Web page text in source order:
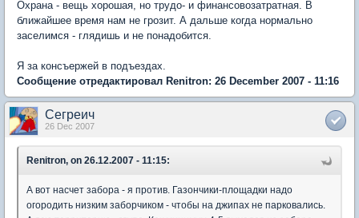
Охрана - вещь хорошая, но трудо- и финансовозатратная. В
ближайшее время нам не грозит. А дальше когда нормально
заселимся - глядишь и не понадобится.
Я за консъержей в подъездах.
Сообщение отредактировал Renitron: 26 December 2007 - 11:16
Сегреич
26 Dec 2007
Renitron, on 26.12.2007 - 11:15:
А вот насчет забора - я против. Газончики-площадки надо
огородить низким заборчиком - чтобы на джипах не парковались.